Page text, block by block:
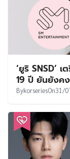
‘ยูริ SNSD’
19 ปี ยันยังค
BykorseriesOn31/